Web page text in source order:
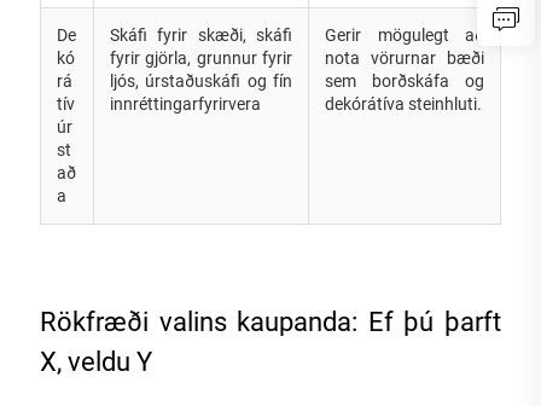
De
kó
rá
tív
úr
st
að
a
Skáfi fyrir skæði, skáfi
fyrir gjörla, grunnur fyrir
ljós, úrstaðuskáfi og fín
innréttingarfyrirvera
Gerir mögulegt að
nota vörurnar bæði
sem borðskáfa og
dekórátíva steinhluti.
Rökfræði valins kaupanda: Ef þú þarft
X, veldu Y